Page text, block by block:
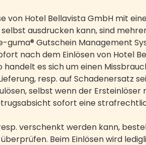
von Hotel Bellavista GmbH mit
ausdrucken kann, sind
Gutschein Management
nach dem Einlösen von Hotel
es sich um einen
resp. auf Schadenersatz
selbst wenn der
sofort eine
verschenkt werden kann,
Beim Einlösen wird